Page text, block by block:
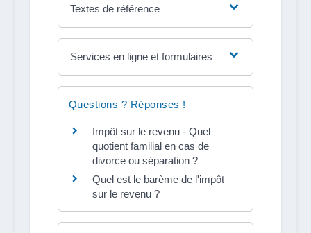
Textes de référence
Services en ligne et formulaires
Questions ? Réponses !
Impôt sur le revenu - Quel
quotient familial en cas de
divorce ou séparation ?
Quel est le barème de l'impôt
sur le revenu ?